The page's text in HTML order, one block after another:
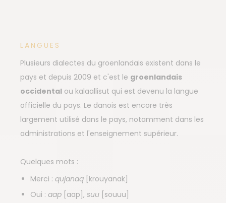
LANGUES
Plusieurs dialectes du groenlandais existent dans le
pays et depuis 2009 et c'est le groenlandais
occidental ou kalaallisut qui est devenu la langue
officielle du pays. Le danois est encore très
largement utilisé dans le pays, notamment dans les
administrations et l'enseignement supérieur.
Quelques mots :
Merci : qujanaq [krouyanak]
Oui : aap [aap], suu [souuu]